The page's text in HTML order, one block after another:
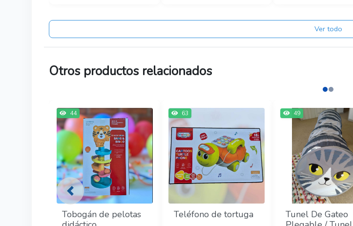
Ver todo
Otros productos relacionados
44
Tobogán de pelotas
63
Teléfono de tortuga
49
Tunel De Gateo
Previous